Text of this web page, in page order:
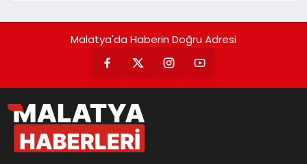
Malatya'da Haberin Doğru Adresi